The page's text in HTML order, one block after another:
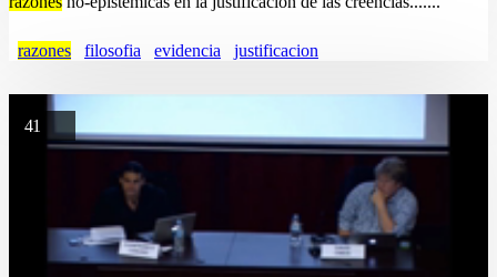
razones filosofia evidencia justificacion
41